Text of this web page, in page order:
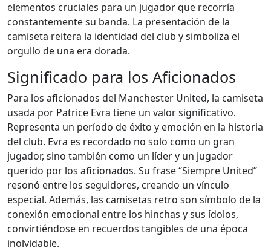
elementos cruciales para un jugador que recorría
constantemente su banda. La presentación de la
camiseta reitera la identidad del club y simboliza el
orgullo de una era dorada.
Significado para los Aficionados
Para los aficionados del Manchester United, la camiseta
usada por Patrice Evra tiene un valor significativo.
Representa un período de éxito y emoción en la historia
del club. Evra es recordado no solo como un gran
jugador, sino también como un líder y un jugador
querido por los aficionados. Su frase “Siempre United”
resonó entre los seguidores, creando un vínculo
especial. Además, las camisetas retro son símbolo de la
conexión emocional entre los hinchas y sus ídolos,
convirtiéndose en recuerdos tangibles de una época
inolvidable.